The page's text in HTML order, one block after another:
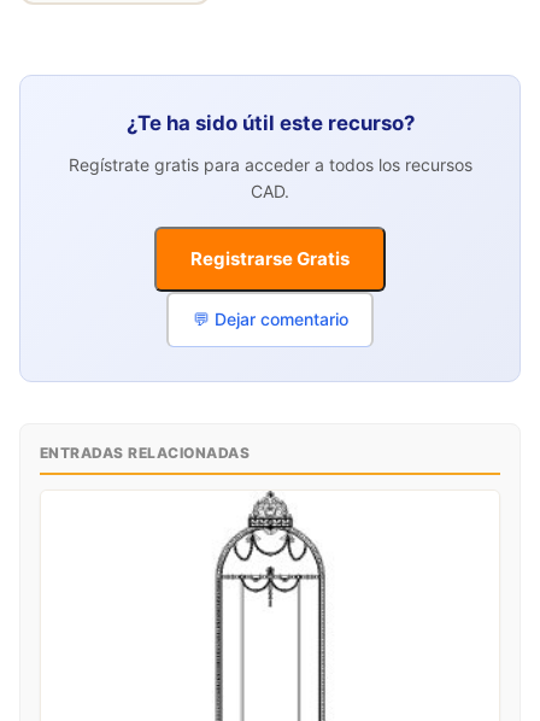
¿Te ha sido útil este recurso?
Regístrate gratis para acceder a todos los recursos
CAD.
Registrarse Gratis
💬 Dejar comentario
ENTRADAS RELACIONADAS